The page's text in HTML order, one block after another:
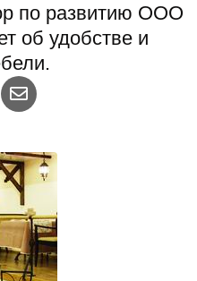
по развитию ООО
об удобстве и